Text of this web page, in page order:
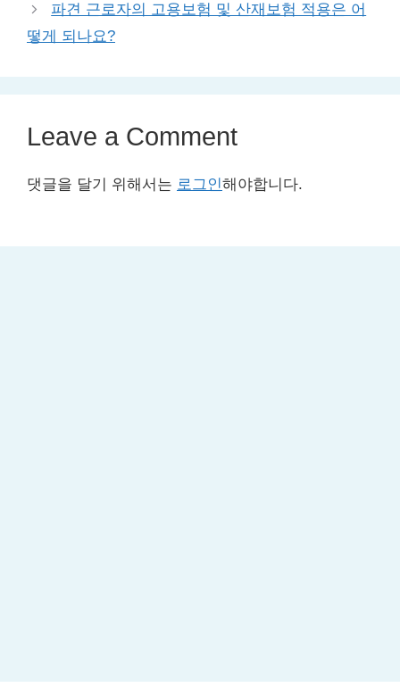
파견 근로자의 고용보험 및 산재보험 적용은 어
떻게 되나요?
Leave a Comment
댓글을 달기 위해서는 로그인해야합니다.